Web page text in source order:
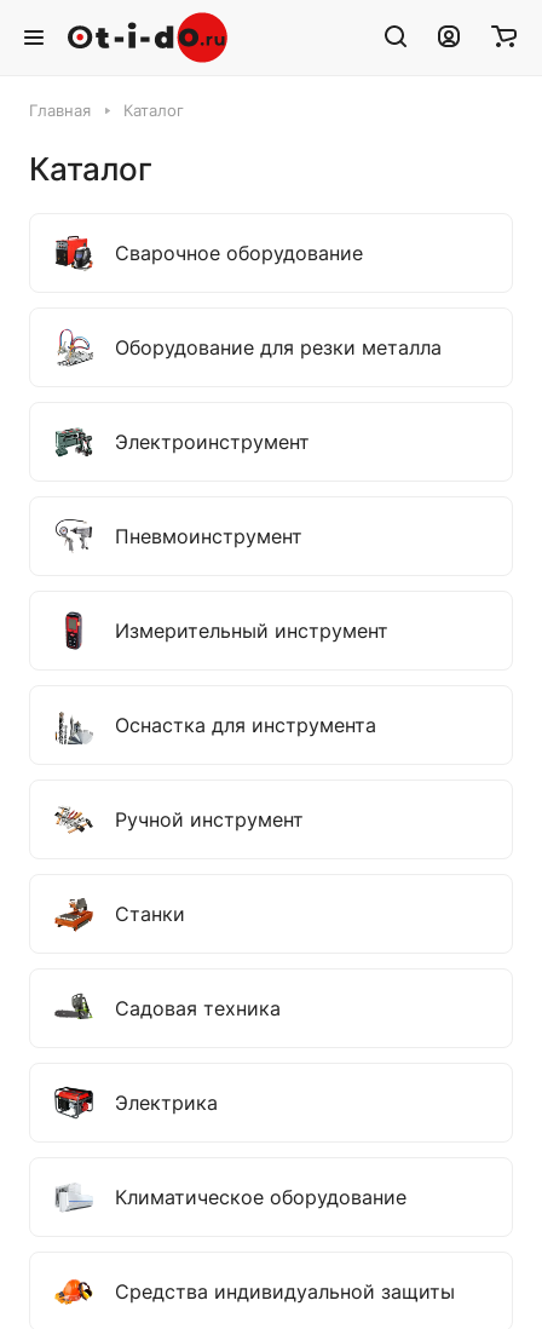
Главная Каталог
Каталог
Сварочное оборудование
Оборудование для резки металла
Электроинструмент
Пневмоинструмент
Измерительный инструмент
Оснастка для инструмента
Ручной инструмент
Станки
Садовая техника
Электрика
Климатическое оборудование
Средства индивидуальной защиты